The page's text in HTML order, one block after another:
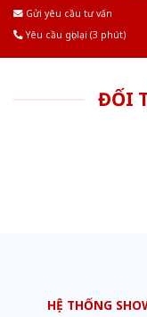
Gửi yêu cầu tư vấn
Yêu cầu gọi lại (3 phút)
ĐỐI
HỆ THỐNG